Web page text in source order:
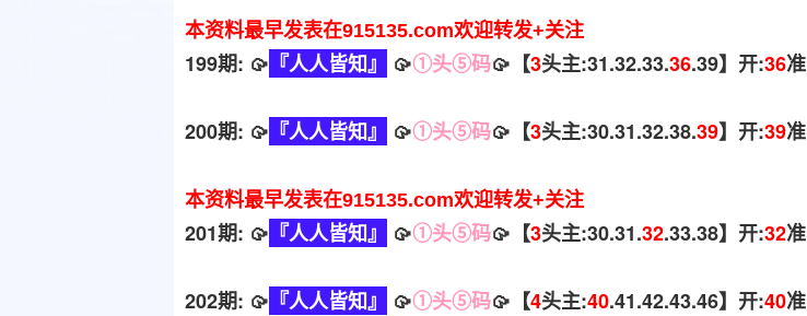
本资料最早发表在915135.com欢迎转发+关注
199期: 🥠 『人人皆知』 🥠①头⑤码🥠【3头主:31.32.33.36.39】开:36准
200期: 🥠 『人人皆知』 🥠①头⑤码🥠【3头主:30.31.32.38.39】开:39准
本资料最早发表在915135.com欢迎转发+关注
201期: 🥠 『人人皆知』 🥠①头⑤码🥠【3头主:30.31.32.33.38】开:32准
202期: 🥠 『人人皆知』 🥠①头⑤码🥠【4头主:40.41.42.43.46】开:40准